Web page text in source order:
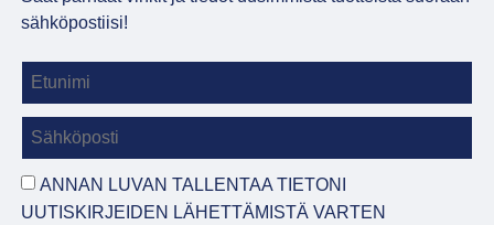
sähköpostiisi!
ANNAN LUVAN TALLENTAA TIETONI
UUTISKIRJEIDEN LÄHETTÄMISTÄ VARTEN